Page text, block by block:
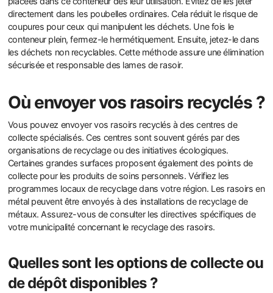
directement dans les poubelles ordinaires. Cela réduit le risque de
coupures pour ceux qui manipulent les déchets. Une fois le
conteneur plein, fermez-le hermétiquement. Ensuite, jetez-le dans
les déchets non recyclables. Cette méthode assure une élimination
sécurisée et responsable des lames de rasoir.
Où envoyer vos rasoirs recyclés ?
Vous pouvez envoyer vos rasoirs recyclés à des centres de
collecte spécialisés. Ces centres sont souvent gérés par des
organisations de recyclage ou des initiatives écologiques.
Certaines grandes surfaces proposent également des points de
collecte pour les produits de soins personnels. Vérifiez les
programmes locaux de recyclage dans votre région. Les rasoirs en
métal peuvent être envoyés à des installations de recyclage de
métaux. Assurez-vous de consulter les directives spécifiques de
votre municipalité concernant le recyclage des rasoirs.
Quelles sont les options de collecte ou
de dépôt disponibles ?